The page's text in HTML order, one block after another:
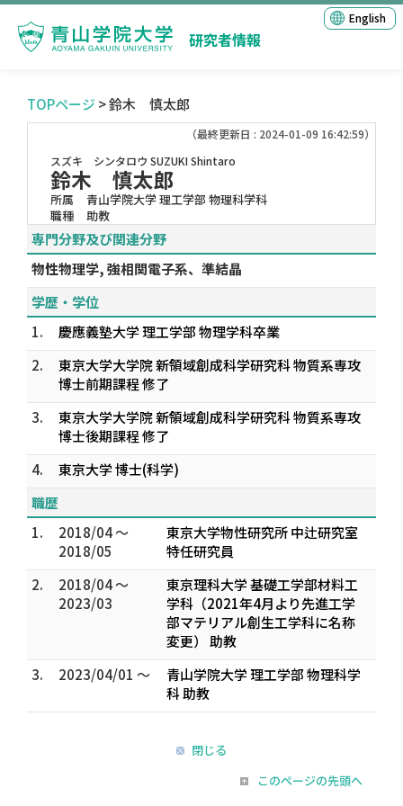
研究者情報
English
TOPページ > 鈴木 慎太郎
（最終更新日 : 2024-01-09 16:42:59）
スズキ シンタロウ SUZUKI Shintaro
鈴木 慎太郎
所属
青山学院大学 理工学部 物理科学科
職種
助教
専門分野及び関連分野
物性物理学, 強相関電子系、準結晶
学歴・学位
1.
慶應義塾大学 理工学部 物理学科卒業
2.
東京大学大学院 新領域創成科学研究科 物質系専攻
博士前期課程 修了
3.
東京大学大学院 新領域創成科学研究科 物質系専攻
博士後期課程 修了
4.
東京大学 博士(科学)
職歴
1.
2018/04 ～
2018/05
東京大学物性研究所 中辻研究室
特任研究員
2.
2018/04 ～
2023/03
東京理科大学 基礎工学部材料工
学科（2021年4月より先進工学
部マテリアル創生工学科に名称
変更） 助教
3.
2023/04/01 ～
青山学院大学 理工学部 物理科学
科 助教
閉じる
このページの先頭へ